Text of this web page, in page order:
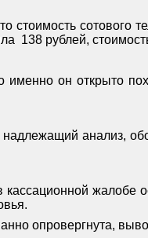
стоимость сотового
138 рублей,
именно он открыто
анализ,
опровергнута,